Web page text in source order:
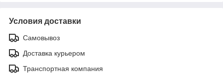
Условия доставки
Самовывоз
Доставка курьером
Транспортная компания